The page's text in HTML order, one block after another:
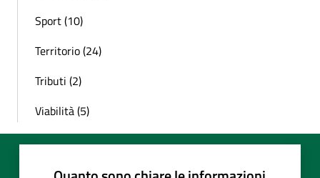
Sport (10)
Territorio (24)
Tributi (2)
Viabilità (5)